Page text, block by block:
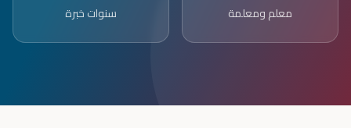
معلم ومعلمة سنوات خبرة